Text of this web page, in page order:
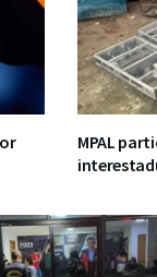
MPAL